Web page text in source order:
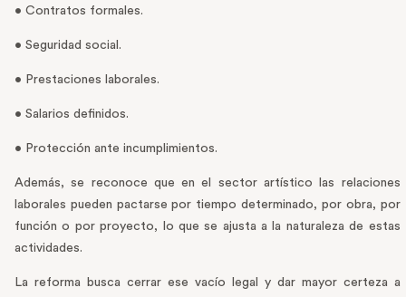
• Contratos formales.
• Seguridad social.
• Prestaciones laborales.
• Salarios definidos.
• Protección ante incumplimientos.
Además, se reconoce que en el sector artístico las relaciones
laborales pueden pactarse por tiempo determinado, por obra, por
función o por proyecto, lo que se ajusta a la naturaleza de estas
actividades.
La reforma busca cerrar ese vacío legal y dar mayor certeza a